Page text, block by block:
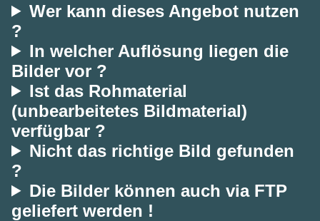
Wer kann dieses Angebot nutzen
?
In welcher Auflösung liegen die
Bilder vor ?
Ist das Rohmaterial
(unbearbeitetes Bildmaterial)
verfügbar ?
Nicht das richtige Bild gefunden
?
Die Bilder können auch via FTP
geliefert werden !